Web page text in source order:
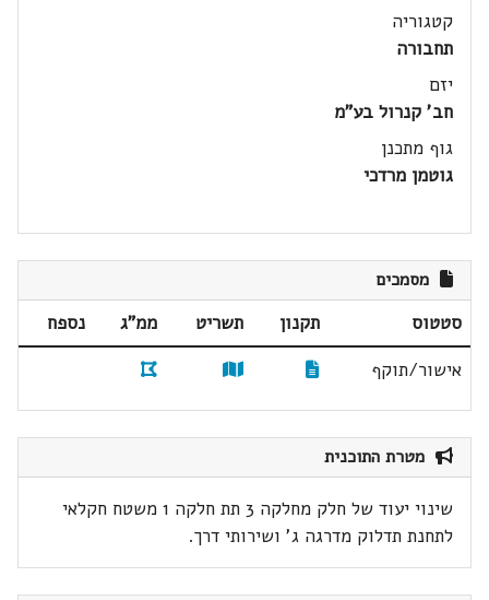
קטגוריה
תחבורה
יזם
חב' קנרול בע"מ
גוף מתכנן
גוטמן מרדכי
מסמכים
סטטוס תקנון תשריט ממ"ג
נספח
אישור/תוקף
מטרת התוכנית
שינוי יעוד של חלק מחלקה 3 תת חלקה 1 משטח חקלאי
לתחנת תדלוק מדרגה ג' ושירותי דרך.